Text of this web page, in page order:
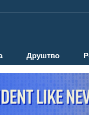
Друштво